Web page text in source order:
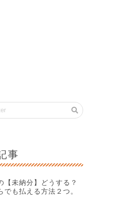
事
【未納分】どうする？
でも払える方法２つ。